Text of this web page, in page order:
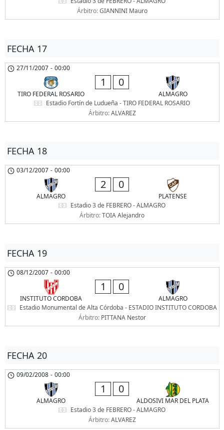
Árbitro:GIANNINI Mauro
FECHA 17
27/11/2007 - 00:00
TIRO FEDERAL ROSARIO
1 0
ALMAGRO
Estadio Fortín de Ludueña - TIRO FEDERAL ROSARIO
Árbitro:ALVAREZ
FECHA 18
03/12/2007 - 00:00
ALMAGRO
2 0
PLATENSE
Estadio 3 de FEBRERO - ALMAGRO
Árbitro:TOIA Alejandro
FECHA 19
08/12/2007 - 00:00
INSTITUTO CORDOBA
1 0
ALMAGRO
Estadio Monumental de Alta Córdoba - ESTADIO INSTITUTO CORDOBA
Árbitro: PITTANA Nestor
FECHA 20
09/02/2008 - 00:00
ALMAGRO
1 0
ALDOSIVI MAR DEL PLATA
Estadio 3 de FEBRERO - ALMAGRO
Árbitro:ALVAREZ